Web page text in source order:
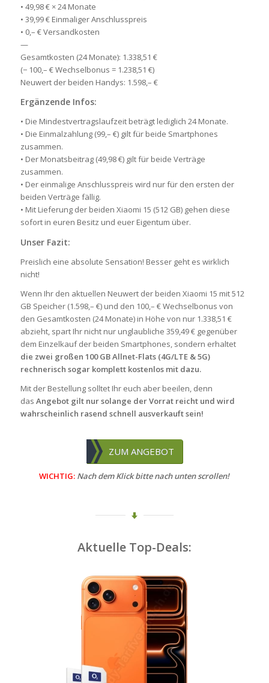
• 49,98 € × 24 Monate
• 39,99 € Einmaliger Anschlusspreis
• 0,– € Versandkosten
—
Gesamtkosten (24 Monate): 1.338,51 €
(− 100,– € Wechselbonus = 1.238,51 €)
Neuwert der beiden Handys: 1.598,– €
Ergänzende Infos:
• Die Mindestvertragslaufzeit beträgt lediglich 24 Monate.
• Die Einmalzahlung (99,– €) gilt für beide Smartphones
zusammen.
• Der Monatsbeitrag (49,98 €) gilt für beide Verträge
zusammen.
• Der einmalige Anschlusspreis wird nur für den ersten der
beiden Verträge fällig.
• Mit Lieferung der beiden Xiaomi 15 (512 GB) gehen diese
sofort in euren Besitz und euer Eigentum über.
Unser Fazit:
Preislich eine absolute Sensation! Besser geht es wirklich
nicht!
Wenn Ihr den aktuellen Neuwert der beiden Xiaomi 15 mit 512
GB Speicher (1.598,– €) und den 100,– € Wechselbonus von
den Gesamtkosten (24 Monate) in Höhe von nur 1.338,51 €
abzieht, spart Ihr nicht nur unglaubliche 359,49 € gegenüber
dem Einzelkauf der beiden Smartphones, sondern erhaltet
die zwei großen 100 GB Allnet-Flats (4G/LTE & 5G)
rechnerisch sogar komplett kostenlos mit dazu.
Mit der Bestellung solltet Ihr euch aber beeilen, denn
das Angebot gilt nur solange der Vorrat reicht und wird
wahrscheinlich rasend schnell ausverkauft sein!
ZUM ANGEBOT
WICHTIG: Nach dem Klick bitte nach unten scrollen!
Aktuelle Top-Deals: